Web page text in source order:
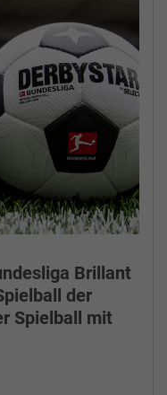
Brillant
der
Spielball mit